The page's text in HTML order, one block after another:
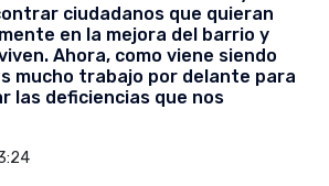
ciudadanos que quieran
en la mejora del barrio y
Ahora, como viene siendo
mucho trabajo por delante para
las deficiencias que nos